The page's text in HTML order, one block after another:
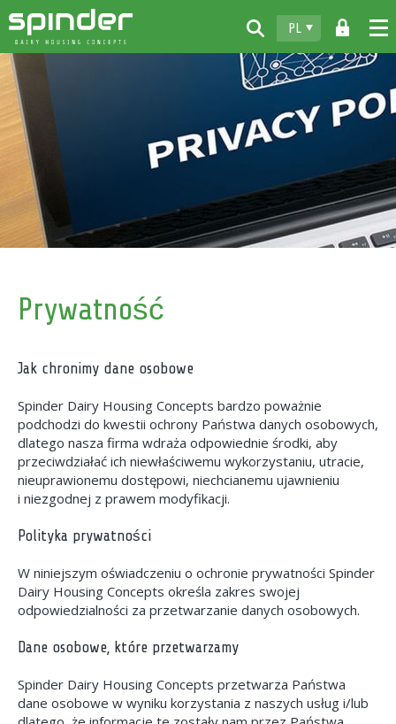
PL
Do pobrania
Dealerzy
Prywatność
Jak chronimy dane osobowe
Spinder Dairy Housing Concepts bardzo poważnie
podchodzi do kwestii ochrony Państwa danych osobowych,
dlatego nasza firma wdraża odpowiednie środki, aby
przeciwdziałać ich niewłaściwemu wykorzystaniu, utracie,
nieuprawionemu dostępowi, niechcianemu ujawnieniu
i niezgodnej z prawem modyfikacji.
Polityka prywatności
W niniejszym oświadczeniu o ochronie prywatności Spinder
Dairy Housing Concepts określa zakres swojej
odpowiedzialności za przetwarzanie danych osobowych.
Dane osobowe, które przetwarzamy
Spinder Dairy Housing Concepts przetwarza Państwa
dane osobowe w wyniku korzystania z naszych usług i/lub